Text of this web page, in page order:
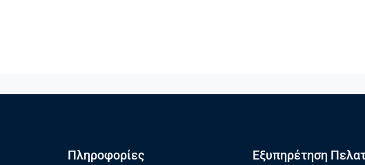
Πληροφορίες Εξυπηρέτηση